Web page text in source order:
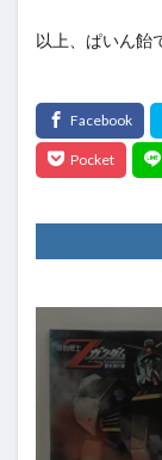
以上、ぱいん飴